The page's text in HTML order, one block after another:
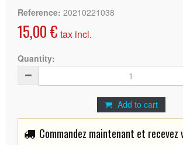
Reference: 20210221038
15,00 € tax incl.
Quantity:
Add to cart
Commandez maintenant et